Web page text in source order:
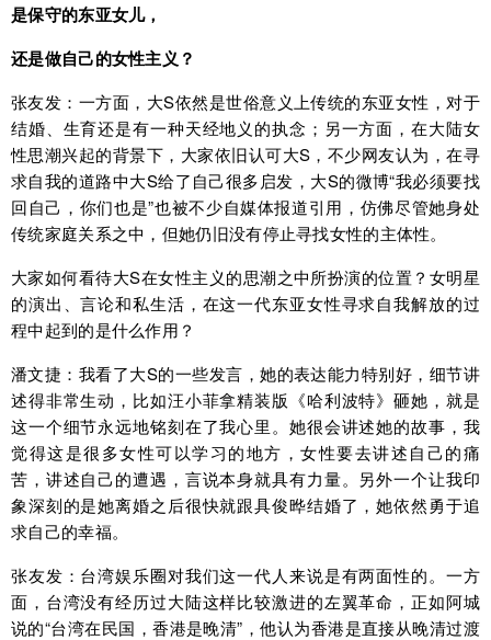
是保守的东亚女儿，
还是做自己的女性主义？
张友发：一方面，大S依然是世俗意义上传统的东亚女性，对于
结婚、生育还是有一种天经地义的执念；另一方面，在大陆女
性思潮兴起的背景下，大家依旧认可大S，不少网友认为，在寻
求自我的道路中大S给了自己很多启发，大S的微博“我必须要找
回自己，你们也是”也被不少自媒体报道引用，仿佛尽管她身处
传统家庭关系之中，但她仍旧没有停止寻找女性的主体性。
大家如何看待大S在女性主义的思潮之中所扮演的位置？女明星
的演出、言论和私生活，在这一代东亚女性寻求自我解放的过
程中起到的是什么作用？
潘文捷：我看了大S的一些发言，她的表达能力特别好，细节讲
述得非常生动，比如汪小菲拿精装版《哈利波特》砸她，就是
这一个细节永远地铭刻在了我心里。她很会讲述她的故事，我
觉得这是很多女性可以学习的地方，女性要去讲述自己的痛
苦，讲述自己的遭遇，言说本身就具有力量。另外一个让我印
象深刻的是她离婚之后很快就跟具俊晔结婚了，她依然勇于追
求自己的幸福。
张友发：台湾娱乐圈对我们这一代人来说是有两面性的。一方
面，台湾没有经历过大陆这样比较激进的左翼革命，正如阿城
说的“台湾在民国，香港是晚清”，他认为香港是直接从晚清过渡